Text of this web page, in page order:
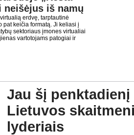
neišėjus iš namų
erdvę, tarptautinė
pat keičia formatą. Ji keliasi į
sektoriaus įmones virtualiai
vartotojams patogiai ir
Jau šį
Lietuvos
lyderiais